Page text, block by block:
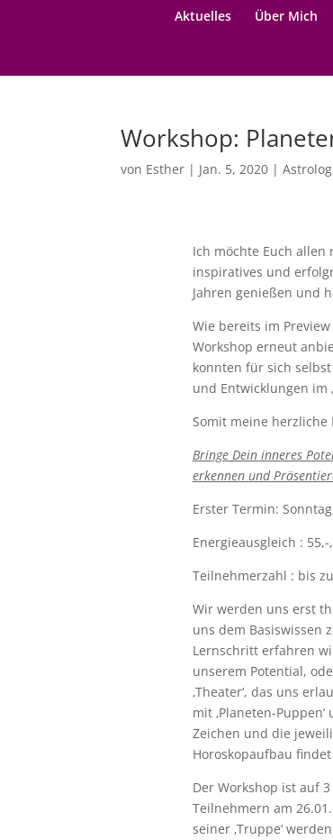
Aktuelles Über Mich
Workshop:
von Esther | Jan. 5, 2020 |
Ich möchte Euch
inspiratives und
Jahren genießen und
Wie bereits im
Workshop erneut
konnten für sich
und Entwicklungen im
Somit meine herzliche
Bringe Dein inneres
erkennen und
Erster Termin:
Energieausgleich :
Teilnehmerzahl : bis
Wir werden uns erst
uns dem Basiswissen
Lernschritt erfahren
unserem Potential,
‚Theater‘, das uns
mit ‚Planeten-
Zeichen und die
Horoskopaufbau
Der Workshop ist auf
Teilnehmern am
seiner ‚Truppe‘